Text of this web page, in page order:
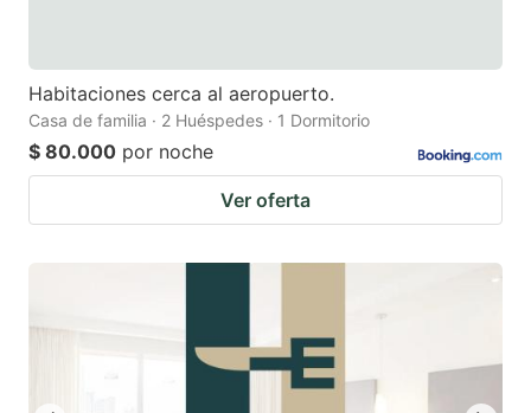
Habitaciones cerca al aeropuerto.
Casa de familia · 2 Huéspedes · 1 Dormitorio
$ 80.000 por noche
Ver oferta